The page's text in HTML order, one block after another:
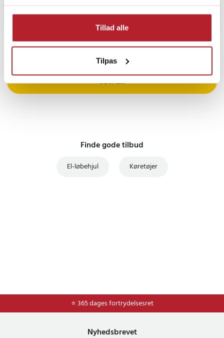
Tillad alle
Tilpas
PRISGARANTI
UDSALG
Finde gode tilbud
El-løbehjul Køretøjer
⭐ 365 dages fortrydelsesret
⭐ Nem og sikker betaling med mobilepay og dankort
Nyhedsbrevet